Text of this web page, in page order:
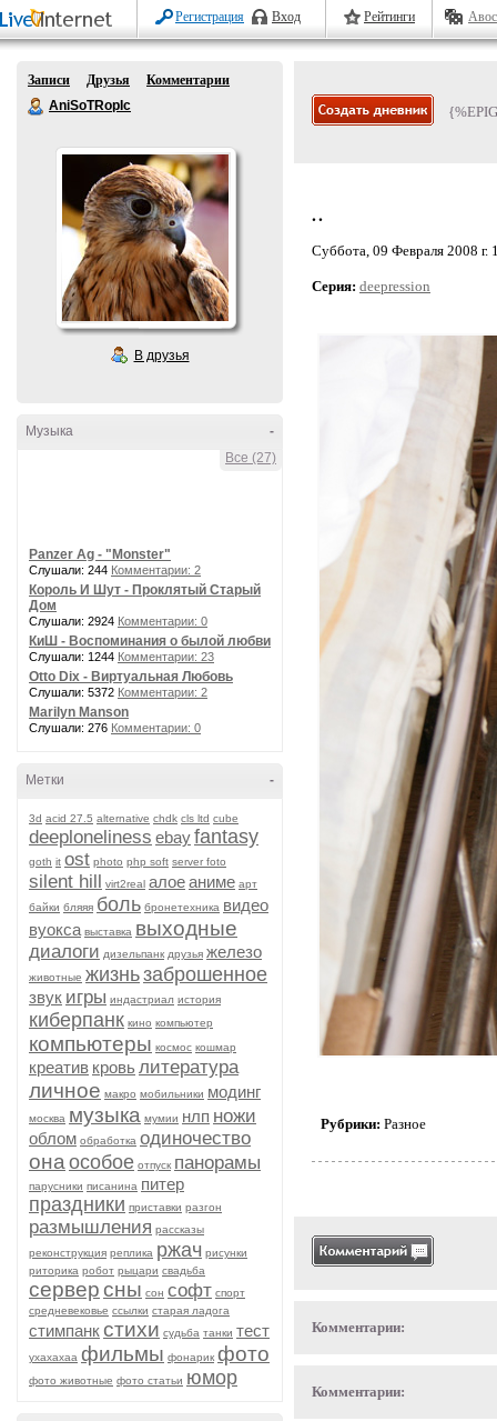
Регистрация Вход Рейтинги
Записи Друзья
Комментарии
AniSoTRopIc
В друзья
-
Музыка
Все (27)
Panzer Ag - "Monster"
Слушали: 244 Комментарии: 2
Король И Шут - Проклятый Старый
Дом
Слушали: 2924 Комментарии: 0
КиШ - Воспоминания о былой любви
Слушали: 1244 Комментарии: 23
Otto Dix - Виртуальная Любовь
Слушали: 5372 Комментарии: 2
Marilyn Manson
Слушали: 276 Комментарии: 0
-
Метки
3d acid 27.5 alternative chdk cls ltd cube
deeploneliness ebayfantasy
goth it ost photo php soft server foto
silent hill virt2real алоеаниме арт
байки бляяя боль бронетехника видео
вуокса выставка выходные
диалоги дизельпанк друзья железо
животные жизньзаброшенное
звук игры индастриал история
киберпанк кино компьютер
компьютеры космос кошмар
креатив кровьлитература
личное макро мобильники модинг
москва музыка мумии нлп ножи
облом обработка одиночество
она особое отпуск панорамы
парусники писанина питер
праздники приставки разгон
размышления рассказы
реконструкция реплика ржач рисунки
риторика робот рыцари свадьба
серверсны сон софт спорт
средневековье ссылки старая ладога
стимпанкстихи судьба танки тест
ухахахаа фильмы фонарик фото
фото животные фото статьи юмор
..
Суббота, 09 Февраля 2008 г.
Серия: deepression
Рубрики: Разное
Комментарии:
Комментарии: